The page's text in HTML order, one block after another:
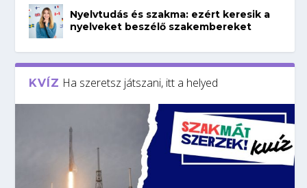
Nyelvtudás és szakma: ezért keresik a
nyelveket beszélő szakembereket
KVÍZ Ha szeretsz játszani, itt a helyed